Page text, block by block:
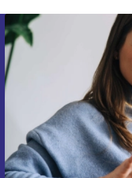
Zapisz się
Nie przegap
Informacje na temat używania
naszej
Polityce prywatności